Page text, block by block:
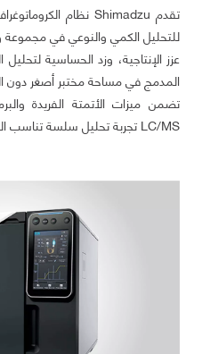
للتحليل الكمي والنوعي في
المدمج في مساحة مختبر أصغر دون
LC/MS تجربة تحليل سلسة تناسب المبتدئين والخبراء على حد سواء.